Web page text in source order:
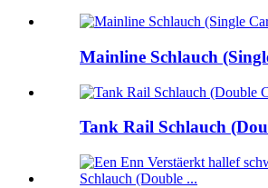
Mainline Schlauch
Tank Rail Schlauch